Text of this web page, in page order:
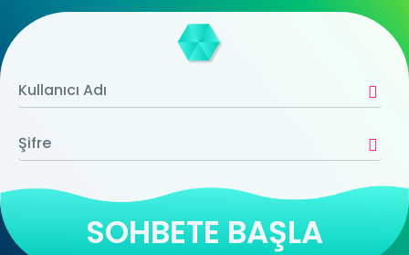
SOHBETE BAŞLA